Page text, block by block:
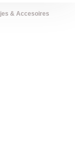
& Accesoires